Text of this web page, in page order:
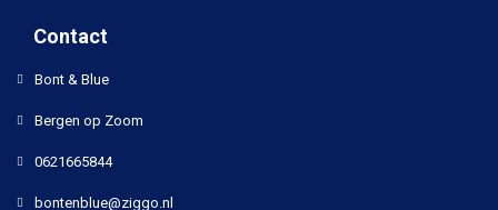
Contact
Bont & Blue
Bergen op Zoom
0621665844
bontenblue@ziggo.nl